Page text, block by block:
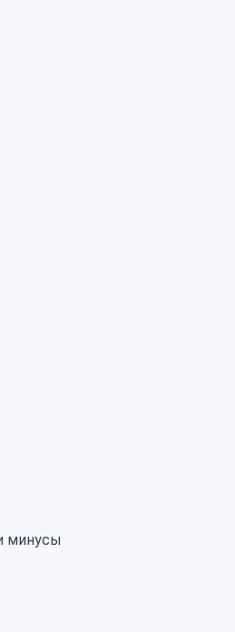
минусы